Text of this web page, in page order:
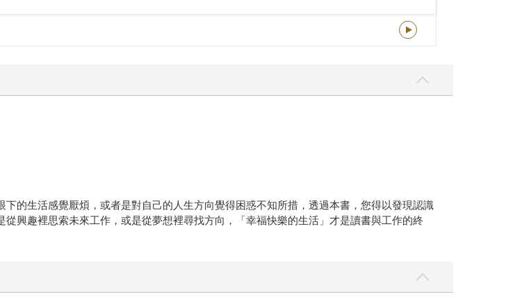
當然不可能填上車掌小姐這個工作；當科技不再只是電影情節時，只有擁有知識才能掌
面對科技的突破和進步，思考迎接AI社會的正確心態。 就像綠藤生機共同創辦人暨執行
的生活感覺厭煩，或者是對自己的人生方向覺得困惑不知所措，透過本書，您得以發現認識
興趣裡思索未來工作，或是從夢想裡尋找方向，「幸福快樂的生活」才是讀書與工作的終